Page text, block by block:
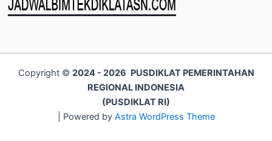
Copyright © 2024 - 2026 PUSDIKLAT PEMERINTAHAN
REGIONAL INDONESIA
(PUSDIKLAT RI)
| Powered by Astra WordPress Theme